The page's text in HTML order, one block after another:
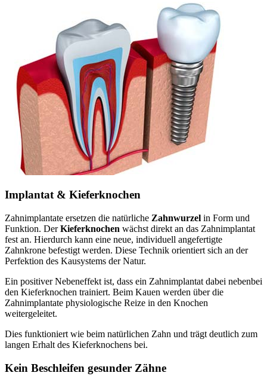
Implantat & Kieferknochen
Zahnimplantate ersetzen die natürliche Zahnwurzel in Form und
Funktion. DerKieferknochen wächst direkt an das Zahnimplantat
fest an. Hierdurch kann eine neue, individuell angefertigte
Zahnkrone befestigt werden. Diese Technik orientiert sich an der
Perfektion des Kausystems der Natur.
Ein positiver Nebeneffekt ist, dass ein Zahnimplantat dabei nebenbei
den Kieferknochen trainiert. Beim Kauen werden über die
Zahnimplantate physiologische Reize in den Knochen
weitergeleitet.
Dies funktioniert wie beim natürlichen Zahn und trägt deutlich zum
langen Erhalt des Kieferknochens bei.
Kein Beschleifen gesunder Zähne